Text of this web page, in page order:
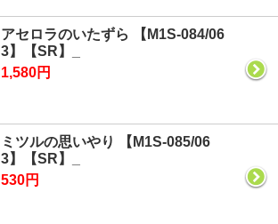
アセロラのいたずら 【M1S-084/06
3】【SR】_
1,580円
ミツルの思いやり 【M1S-085/06
3】【SR】_
530円